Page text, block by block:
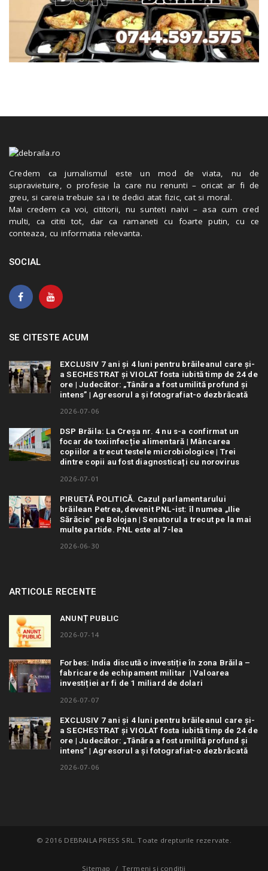
Credem ca jurnalismul este un mod de viata, nu de
supravietuire, o profesie la care nu renunti – oricat ar fi de
greu, si careia trebuie sa i te dedici atat fizic, cat si moral.
Mai credem ca voi, cititorii, nu sunteti naivi – asa cum cred
multi, ca cititi tot, dar ca ramaneti cu foarte putin, cu ce
conteaza, cu informatia relevanta.
SOCIAL
SE CITESTE ACUM
EXCLUSIV 7 ani și 4 luni pentru brăileanul care și-
a SECHESTRAT și VIOLAT fosta iubită timp de 24 de
ore | Judecător: „Tânăra a fost umilită profund și
intens” | Agresorul a și fotografiat-o dezbrăcată
2026-07-06
DSP Brăila: La Creșa nr. 4 nu s-a confirmat un
focar de toxiinfecție alimentară | Mâncarea
copiilor a trecut testele microbiologice | Trei
dintre copii au fost diagnosticați cu norovirus
2026-07-01
PIRUETĂ POLITICĂ. Cazul parlamentarului
brăilean Petrea, devenit PNL-ist: îl numea „Ilie
Sărăcie” pe Bolojan | Senatorul a trecut pe la mai
multe partide. PNL este al 7-lea
2026-06-30
ARTICOLE RECENTE
ANUNȚ PUBLIC
2026-07-14
Forbes: India discută o investiție în zona Brăila –
fabricare de echipament militar | Valoarea
investiției ar fi de 1 miliard de dolari
2026-07-07
EXCLUSIV 7 ani și 4 luni pentru brăileanul care și-
a SECHESTRAT și VIOLAT fosta iubită timp de 24 de
ore | Judecător: „Tânăra a fost umilită profund și
intens” | Agresorul a și fotografiat-o dezbrăcată
2026-07-06
© 2016 DEBRAILA PRESS SRL. Toate drepturile rezervate.
Sitemap Termeni si conditii